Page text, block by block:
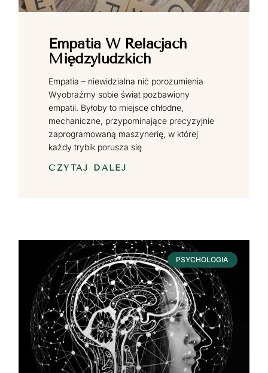
Empatia W Relacjach
Międzyludzkich
Empatia – niewidzialna nić porozumienia
Wyobraźmy sobie świat pozbawiony
empatii. Byłoby to miejsce chłodne,
mechaniczne, przypominające precyzyjnie
zaprogramowaną maszynerię, w której
każdy trybik porusza się
CZYTAJ DALEJ
PSYCHOLOGIA